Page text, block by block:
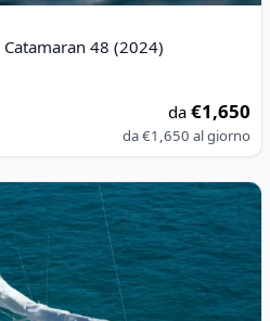
Catamaran 48 (2024)
da€1,650
da€1,650 al giorno
- Bavaria Cruiser 46 (2018)